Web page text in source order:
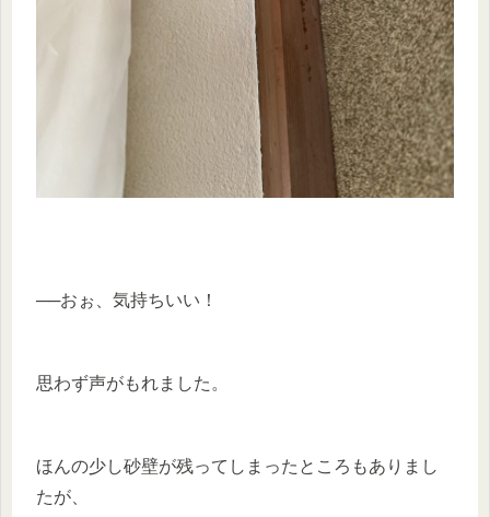
──おぉ、気持ちいい！
思わず声がもれました。
ほんの少し砂壁が残ってしまったところもありまし
たが、